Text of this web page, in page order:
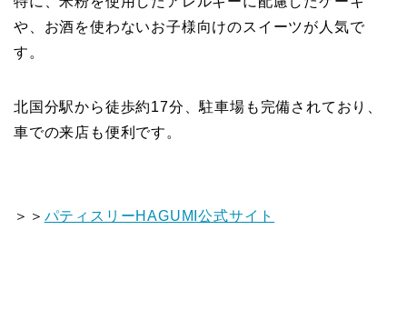
や、お酒を使わないお子様向けのスイーツが人気で
す。​
北国分駅から徒歩約17分、​駐車場も完備されており、
車での来店も便利です。
＞＞ パティスリーHAGUMI公式サイト